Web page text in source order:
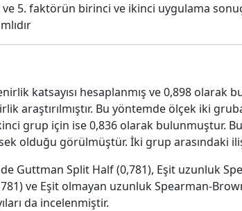
5. faktörün birinci ve ikinci uygulama
katsayısı hesaplanmış ve 0,898
araştırılmıştır. Bu yöntemde ölçek iki
grup için ise 0,836 olarak bulunmuştur.
olduğu görülmüştür. İki grup arasındaki
Guttman Split Half (0,781), Eşit uzunluk
ve Eşit olmayan uzunluk Spearman-
da incelenmiştir.